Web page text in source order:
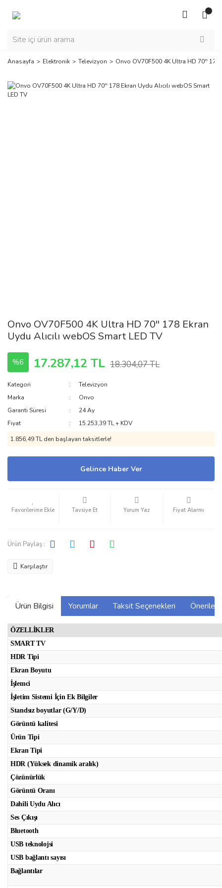
Anasayfa Elektronik Televizyon Onvo OV70F500 4K Ultra HD 70'' 178
Onvo OV70F500 4K Ultra HD 70'' 178 Ekran
Uydu Alıcılı webOS Smart LED TV
%6 17.287,12 TL 18.304,07 TL
Kategori
Televizyon
Marka
Onvo
Garanti Süresi
24 Ay
Fiyat
15.253,39 TL + KDV
1.856,49 TL den başlayan taksitlerle!
Gelince Haber Ver
Tavsiye Et Yorum Yaz Fiyat Alarmı
Ürün Paylaş :
Karşılaştır
Ürün Bilgisi Yorumlar Taksit Seçenekleri
ÖZELLİKLER
SMART TV
HDR Tipi
Ekran Boyutu
İşlemci
İşletim Sistemi İçin Ek Bilgiler
Standsız boyutlar (G/Y/D)
Görüntü kalitesi
Ürün Tipi
Ekran Tipi
HDR (Yüksek dinamik aralık)
Çözünürlük
Görüntü Oranı
Dahili Uydu Alıcı
Ses Çıkışı
Bluetooth
USB teknolojsi
USB bağlantı sayısı
Bağlantılar